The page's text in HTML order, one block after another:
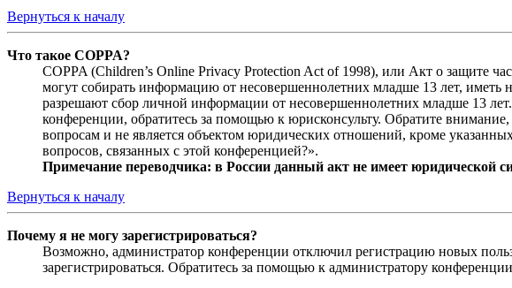
Вернуться к началу
Что такое COPPA?
COPPA (Children’s Online Privacy Protection Act of 1998), или Акт о защите
могут собирать информацию от несовершеннолетних младше 13 лет, иметь
разрешают сбор личной информации от несовершеннолетних младше 13
конференции, обратитесь за помощью к юрисконсульту. Обратите
вопросам и не является объектом юридических отношений, кроме
вопросов, связанных с этой конференцией?».
Примечание переводчика: в России данный акт не имеет юридической
Вернуться к началу
Почему я не могу зарегистрироваться?
Возможно, администратор конференции отключил регистрацию новых
зарегистрироваться. Обратитесь за помощью к администратору